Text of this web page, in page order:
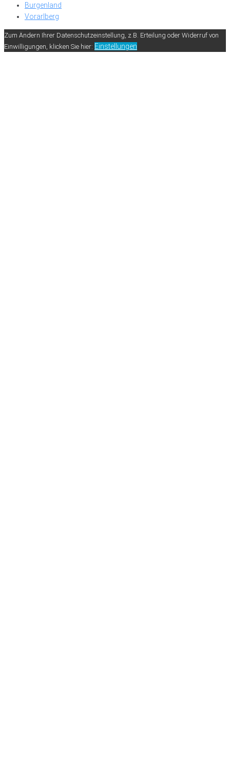
Burgenland
Vorarlberg
Zum Ändern Ihrer Datenschutzeinstellung, z.B. Erteilung oder Widerruf von
Einwilligungen, klicken Sie hier: Einstellungen